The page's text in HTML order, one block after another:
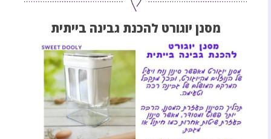
מסנן יוגורט להכנת גבינה בייתית